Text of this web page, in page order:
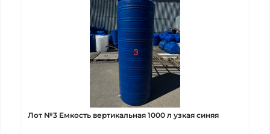
Лот №3 Емкость вертикальная 1000 л узкая синяя